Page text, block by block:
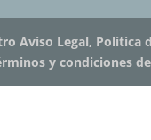
Aviso Legal, Política
y condiciones